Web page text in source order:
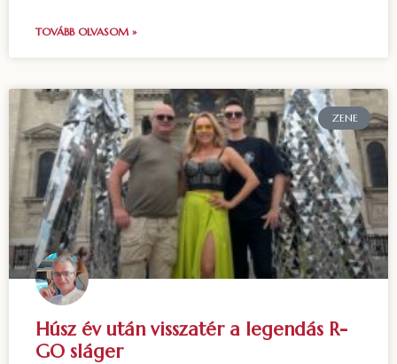
TOVÁBB OLVASOM »
ZENE
Húsz év után visszatér a legendás R-
GO sláger